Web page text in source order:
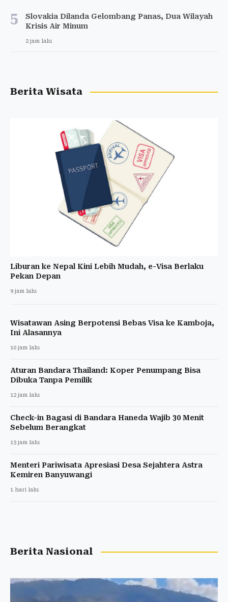
5
Slovakia Dilanda Gelombang Panas, Dua Wilayah
Krisis Air Minum
2 jam lalu
Berita Wisata
Liburan ke Nepal Kini Lebih Mudah, e-Visa Berlaku
Pekan Depan
9 jam lalu
Wisatawan Asing Berpotensi Bebas Visa ke Kamboja,
Ini Alasannya
10 jam lalu
Aturan Bandara Thailand: Koper Penumpang Bisa
Dibuka Tanpa Pemilik
12 jam lalu
Check-in Bagasi di Bandara Haneda Wajib 30 Menit
Sebelum Berangkat
13 jam lalu
Menteri Pariwisata Apresiasi Desa Sejahtera Astra
Kemiren Banyuwangi
1 hari lalu
Berita Nasional